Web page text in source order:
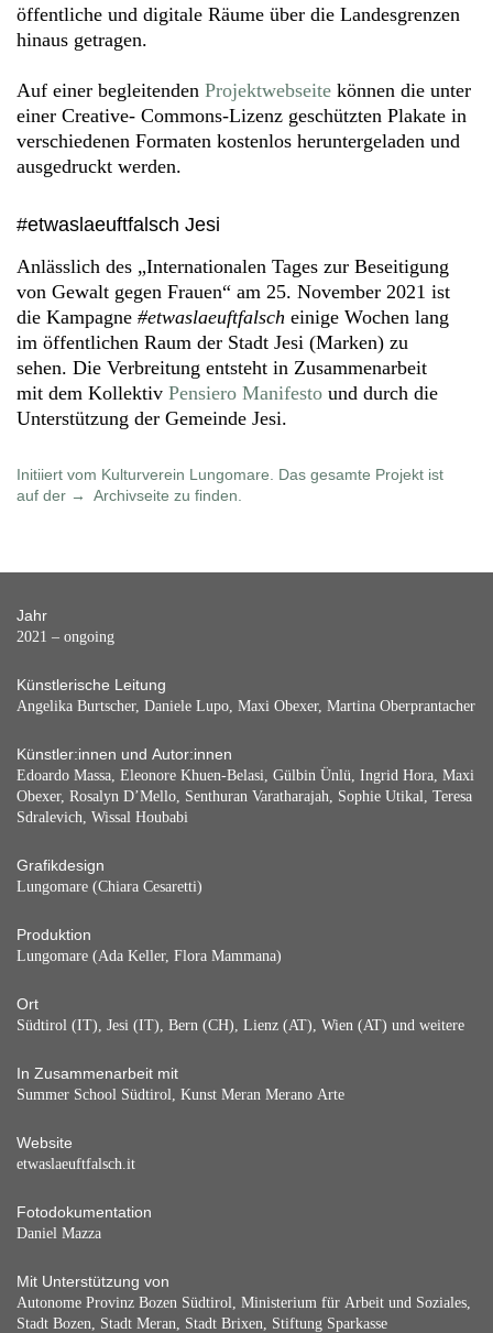
öffentliche und digitale Räume über die Landesgrenzen
hinaus getragen.
Auf einer begleitenden Projektwebseite können die unter
einer Creative- Commons-Lizenz geschützten Plakate in
verschiedenen Formaten kostenlos heruntergeladen und
ausgedruckt werden.
#etwaslaeuftfalsch Jesi
Anlässlich des „Internationalen Tages zur Beseitigung
von Gewalt gegen Frauen“ am 25. November 2021 ist
die Kampagne #etwaslaeuftfalsch einige Wochen lang
im öffentlichen Raum der Stadt Jesi (Marken) zu
sehen. Die Verbreitung entsteht in Zusammenarbeit
mit dem Kollektiv Pensiero Manifesto und durch die
Unterstützung der Gemeinde Jesi.
Initiiert vom Kulturverein Lungomare. Das gesamte Projekt ist
auf der
Archivseite zu finden.
Jahr
2021 – ongoing
Künstlerische Leitung
Angelika Burtscher, Daniele Lupo, Maxi Obexer, Martina Oberprantacher
Künstler:innen und Autor:innen
Edoardo Massa, Eleonore Khuen-Belasi, Gülbin Ünlü, Ingrid Hora, Maxi
Obexer, Rosalyn D’Mello, Senthuran Varatharajah, Sophie Utikal, Teresa
Sdralevich, Wissal Houbabi
Grafikdesign
Lungomare (Chiara Cesaretti)
Produktion
Lungomare (Ada Keller, Flora Mammana)
Ort
Südtirol (IT), Jesi (IT), Bern (CH), Lienz (AT), Wien (AT) und weitere
In Zusammenarbeit mit
Summer School Südtirol, Kunst Meran Merano Arte
Website
etwaslaeuftfalsch.it
Fotodokumentation
Daniel Mazza
Mit Unterstützung von
Autonome Provinz Bozen Südtirol, Ministerium für Arbeit und Soziales,
Stadt Bozen, Stadt Meran, Stadt Brixen, Stiftung Sparkasse